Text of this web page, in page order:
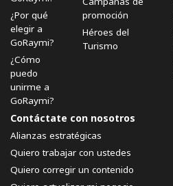
¿Por qué
elegir a
GoRaymi?
¿Cómo
puedo
unirme a
GoRaymi?
promoción
Héroes del
Turismo
Contáctate con nosotros
Alianzas estratégicas
Quiero trabajar con ustedes
Quiero corregir un contenido